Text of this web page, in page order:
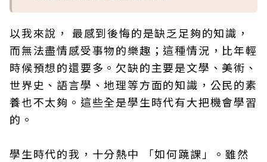
以我來說， 最感到後悔的是缺乏足夠的知識，
而無法盡情感受事物的樂趣；這種情況，比年輕
時候預想的還要多。欠缺的主要是文學、美術、
世界史、語言學、地理等方面的知識，公民的素
養也不太夠。這些全是學生時代有大把機會學習
的。
學生時代的我，十分熱中 「如何蹺課」。雖然